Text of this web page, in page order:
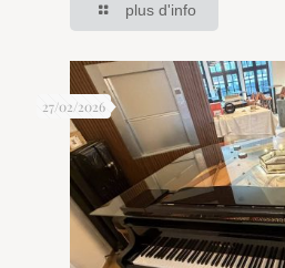
plus d'info
27/02/2026